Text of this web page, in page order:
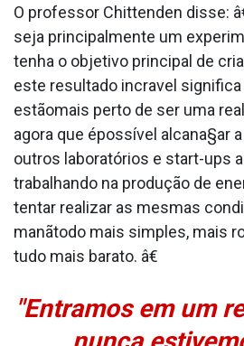
O professor Chittenden disse:
seja principalmente um
tenha o objetivo principal de
este resultado incra­vel
estãomais perto de ser uma
agora que épossí­vel alcana§ar
outros laboratórios e start-ups
trabalhando na produção de
tentar realizar as mesmas
manãtodo mais simples, mais
tudo mais barato. â€
"Entramos em um